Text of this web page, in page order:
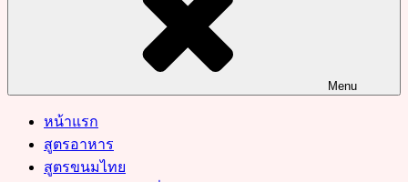
Menu
หน้าแรก
สูตรอาหาร
สูตรขนมไทย